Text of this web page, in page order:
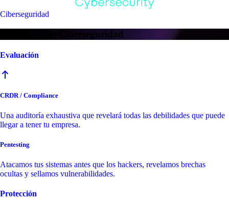
Ciberseguridad
Soluciones en Ciberseguridad
Evaluación
CRDR / Compliance
Una auditoría exhaustiva que revelará todas las debilidades que puede
llegar a tener tu empresa.
Pentesting
Atacamos tus sistemas antes que los hackers, revelamos brechas
ocultas y sellamos vulnerabilidades.
Protección